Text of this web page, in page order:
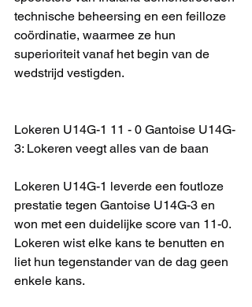
technische beheersing en een feilloze
coördinatie, waarmee ze hun
superioriteit vanaf het begin van de
wedstrijd vestigden.
Lokeren U14G-1 11 - 0 Gantoise U14G-
3: Lokeren veegt alles van de baan
Lokeren U14G-1 leverde een foutloze
prestatie tegen Gantoise U14G-3 en
won met een duidelijke score van 11-0.
Lokeren wist elke kans te benutten en
liet hun tegenstander van de dag geen
enkele kans.